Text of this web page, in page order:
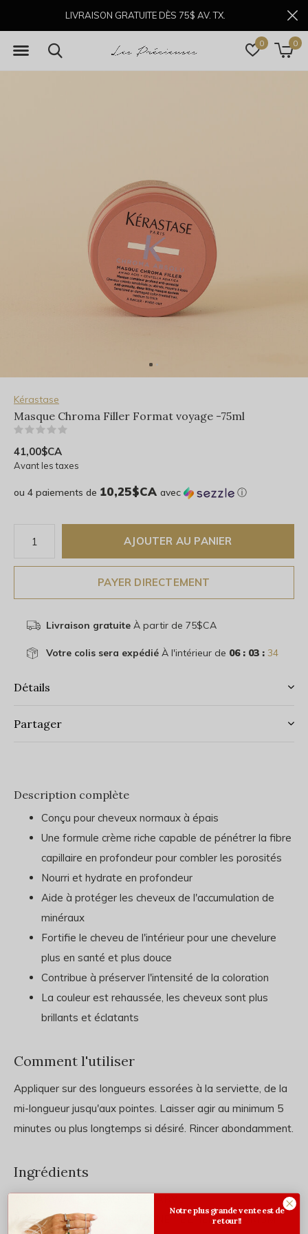
0 0
LIVRAISON GRATUITE DÈS 75$ AV. TX.
Kérastase
Masque Chroma Filler Format voyage -75ml
41,00$CA
Avant les taxes
ou 4 paiements de 10,25$CA avec ⓘ
AJOUTER AU PANIER
PAYER DIRECTEMENT
Livraison gratuiteÀ partir de 75$CA
Votre colis sera expédiéÀ l'intérieur de 06 : 03 : 34
Détails
Partager
Description complète
Conçu pour cheveux normaux à épais
Une formule crème riche capable de pénétrer la fibre
capillaire en profondeur pour combler les porosités
Nourri et hydrate en profondeur
Aide à protéger les cheveux de l'accumulation de
minéraux
Fortifie le cheveu de l'intérieur pour une chevelure
plus en santé et plus douce
Contribue à préserver l'intensité de la coloration
La couleur est rehaussée, les cheveux sont plus
brillants et éclatants
Comment l'utiliser
Appliquer sur des longueurs essorées à la serviette, de la
mi-longueur jusqu'aux pointes. Laisser agir au minimum 5
minutes ou plus longtemps si désiré. Rincer abondamment.
Ingrédients
ALCOHOL-AMODIMETHICONE
- BEHENTRIMONIUM
Notre plus grande vente est de
retour!!